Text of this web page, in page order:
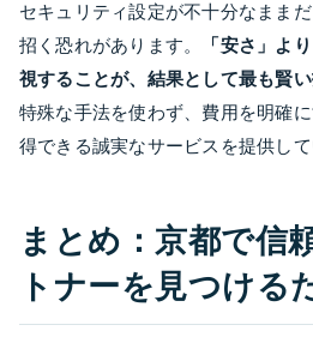
セキュリティ設定が不十分なまま
招く恐れがあります。
「安さ」よ
視することが、結果として最も賢い
特殊な手法を使わず、費用を明確
得できる誠実なサービスを提供して
まとめ：京都で信
トナーを見つける